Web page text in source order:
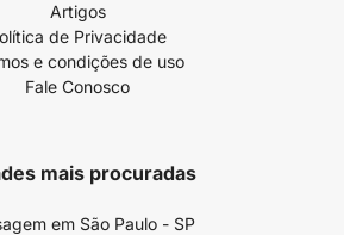
Artigos
de Privacidade
e condições de uso
Fale Conosco
mais procuradas
em São Paulo - SP